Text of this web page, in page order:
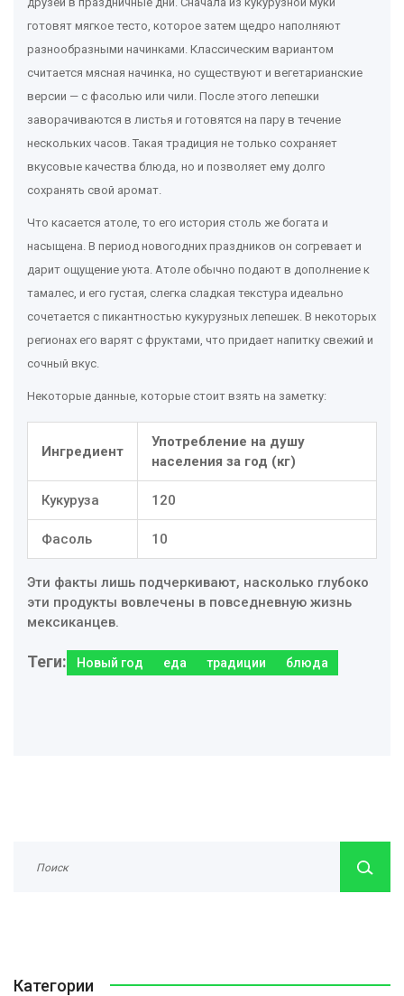
готовят мягкое тесто, которое затем щедро наполняют
разнообразными начинками. Классическим вариантом
считается мясная начинка, но существуют и вегетарианские
версии — с фасолью или чили. После этого лепешки
заворачиваются в листья и готовятся на пару в течение
нескольких часов. Такая традиция не только сохраняет
вкусовые качества блюда, но и позволяет ему долго
сохранять свой аромат.
Что касается атоле, то его история столь же богата и
насыщена. В период новогодних праздников он согревает и
дарит ощущение уюта. Атоле обычно подают в дополнение к
тамалес, и его густая, слегка сладкая текстура идеально
сочетается с пикантностью кукурузных лепешек. В некоторых
регионах его варят с фруктами, что придает напитку свежий и
сочный вкус.
Некоторые данные, которые стоит взять на заметку:
Ингредиент
Употребление на душу
населения за год (кг)
Кукуруза 120
Фасоль 10
Эти факты лишь подчеркивают, насколько глубоко
эти продукты вовлечены в повседневную жизнь
мексиканцев.
Теги: Новый год еда традиции блюда
Категории